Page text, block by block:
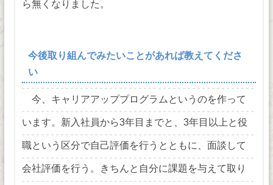
ら無くなりました。
今後取り組んでみたいことがあれば教えてくださ
い
今、キャリアアッププログラムというのを作って
います。新入社員から3年目までと、3年目以上と役
職という区分で自己評価を行うとともに、面談して
会社評価を行う。きちんと自分に課題を与えて取り